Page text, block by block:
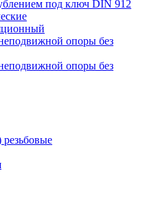
под ключ DIN 912
опоры без
опоры без